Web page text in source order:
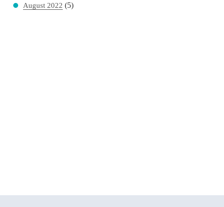
August 2022 (5)